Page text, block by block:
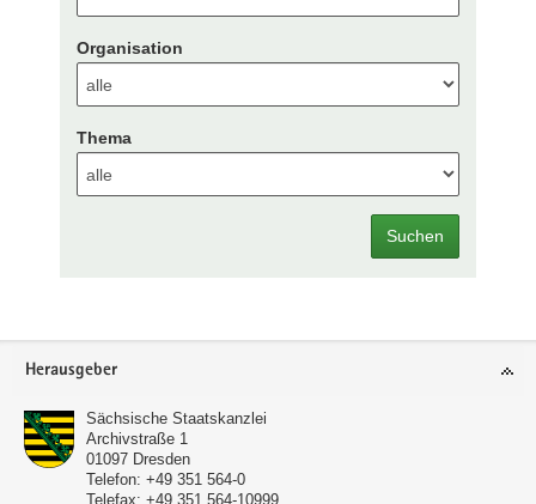
Organisation
Thema
Suchen
Footer-
Herausgeber
Sächsische Staatskanzlei
Archivstraße 1
01097 Dresden
Telefon: +49 351 564-0
Telefax: +49 351 564-10999